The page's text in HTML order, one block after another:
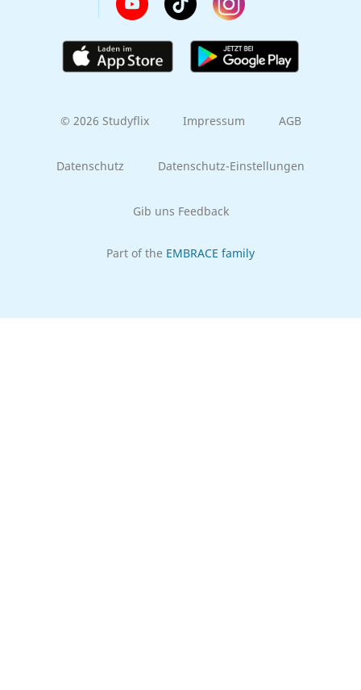
© 2026 Studyflix Impressum AGB
Datenschutz Datenschutz-Einstellungen
Gib uns Feedback
Part of the EMBRACE family